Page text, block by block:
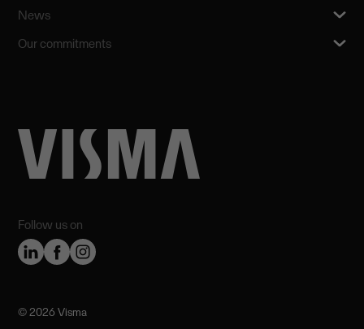
Follow us on
News
Our commitments
©️ 2026 Visma